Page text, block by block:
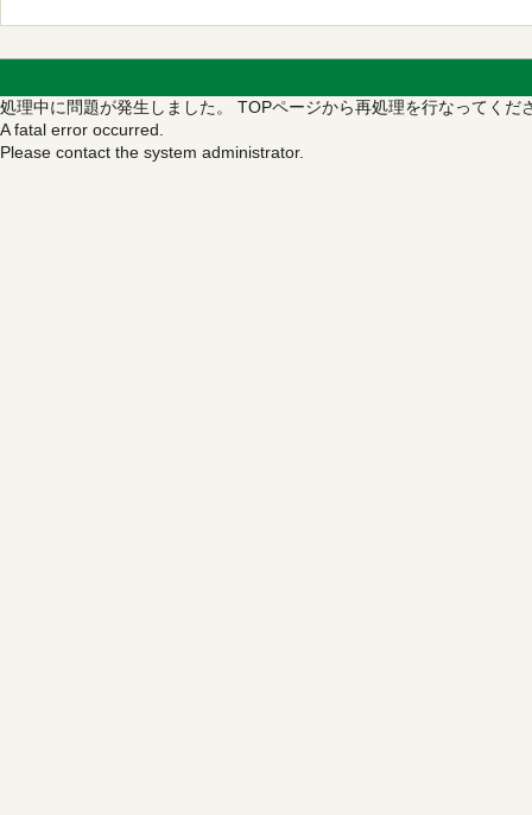
処理中に問題が発生しました。 TOPページから再処理を行なってくだ
A fatal error occurred.
Please contact the system administrator.